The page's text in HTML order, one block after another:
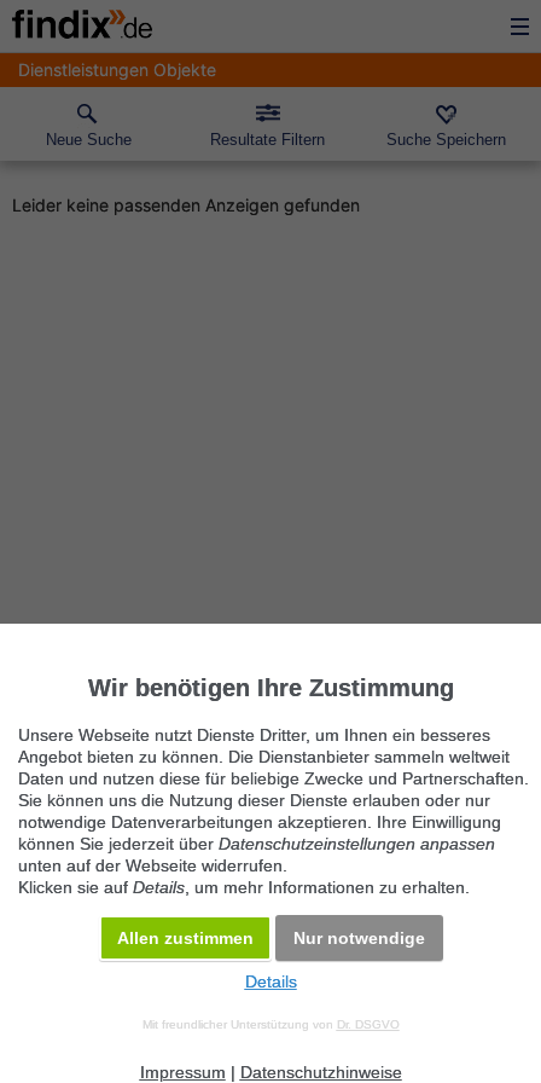
Dienstleistungen Objekte
Neue Suche Resultate Filtern Suche Speichern
Leider keine passenden Anzeigen gefunden
Datenschutz Impressum Kontakt Datenschutz anpassen Desktop Version
Wir benötigen Ihre Zustimmung
Unsere Webseite nutzt Dienste Dritter, um Ihnen ein besseres
Angebot bieten zu können. Die Dienstanbieter sammeln weltweit
Daten und nutzen diese für beliebige Zwecke und Partnerschaften.
Sie können uns die Nutzung dieser Dienste erlauben oder nur
notwendige Datenverarbeitungen akzeptieren. Ihre Einwilligung
können Sie jederzeit über Datenschutzeinstellungen anpassen
unten auf der Webseite widerrufen.
Klicken sie auf Details , um mehr Informationen zu erhalten.
Allen zustimmen Nur notwendige
Details
Mit freundlicher Unterstützung von Dr. DSGVO
Impressum | Datenschutzhinweise